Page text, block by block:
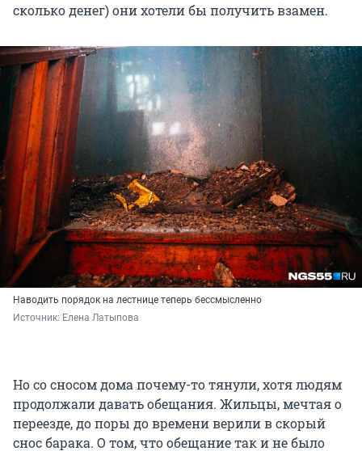
сколько денег) они хотели бы получить взамен.
Наводить порядок на лестнице теперь бессмысленно
Источник: Елена Латыпова
Но со сносом дома почему-то тянули, хотя людям
продолжали давать обещания. Жильцы, мечтая о
переезде, до поры до времени верили в скорый
снос барака. О том, что обещание так и не было